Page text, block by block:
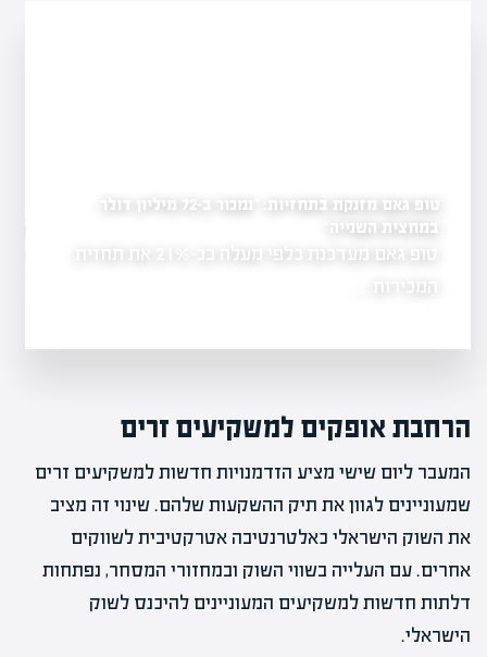
הדבר
טופ גאם מזנקת בתחזיות: "נמכור ב-72 מיליון דולר
במחצית השנייה"
טופ גאם מעדכנת כלפי מעלה בכ-21% את תחזית
המכירות…
רימון נכנסת
הרחבת אופקים למשקיעים זרים
המעבר ליום שישי מציע הזדמנויות חדשות למשקיעים זרים
שמעוניינים לגוון את תיק ההשקעות שלהם. שינוי זה מציב
את השוק הישראלי כאלטרנטיבה אטרקטיבית לשווקים
אחרים. עם העלייה בשווי השוק ובמחזורי המסחר, נפתחות
דלתות חדשות למשקיעים המעוניינים להיכנס לשוק
הישראלי.